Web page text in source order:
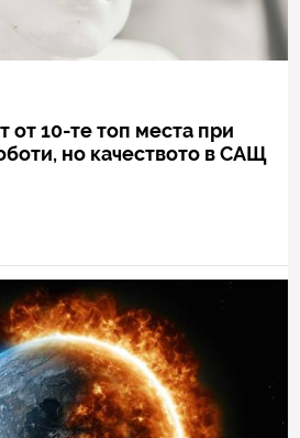
от 10-те топ места при
но качеството в САЩ